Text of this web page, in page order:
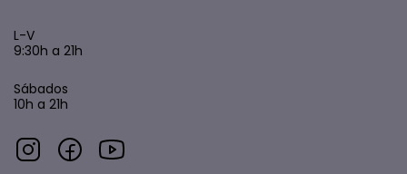
L-V
9:30h a 21h
Sábados
10h a 21h